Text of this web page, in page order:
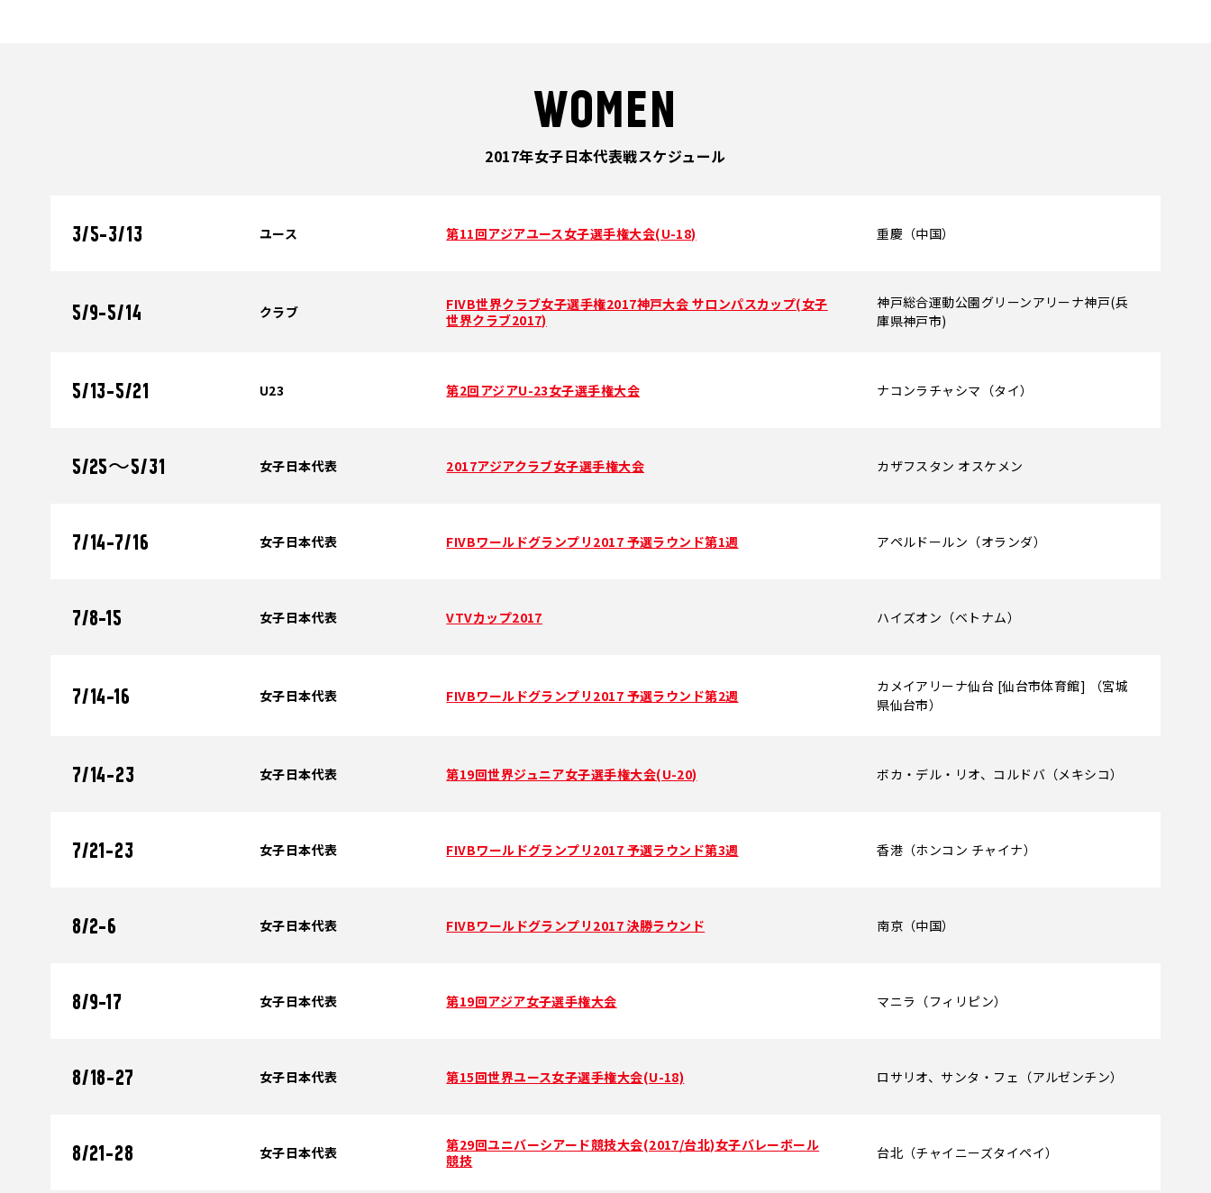
WOMEN
2017年女子日本代表戦スケジュール
3/5-3/13 ユース 第11回アジアユース女子選手権大会(U-18) 重慶（中国）
5/9-5/14 クラブ
FIVB世界クラブ女子選手権2017神戸大会 サロンパスカップ(女子
世界クラブ2017)
神戸総合運動公園グリーンアリーナ神戸(兵
庫県神戸市)
5/13-5/21 U23 第2回アジアU-23女子選手権大会 ナコンラチャシマ（タイ）
5/25～5/31 女子日本代表 2017アジアクラブ女子選手権大会 カザフスタン オスケメン
7/14-7/16 女子日本代表 FIVBワールドグランプリ2017 予選ラウンド第1週 アペルドールン（オランダ）
7/8-15 女子日本代表 VTVカップ2017 ハイズオン（ベトナム）
7/14-16 女子日本代表 FIVBワールドグランプリ2017 予選ラウンド第2週
カメイアリーナ仙台 [仙台市体育館] （宮城
県仙台市）
7/14-23 女子日本代表 第19回世界ジュニア女子選手権大会(U-20) ボカ・デル・リオ、コルドバ（メキシコ）
7/21-23 女子日本代表 FIVBワールドグランプリ2017 予選ラウンド第3週 香港（ホンコン チャイナ）
8/2-6 女子日本代表 FIVBワールドグランプリ2017 決勝ラウンド 南京（中国）
8/9-17 女子日本代表 第19回アジア女子選手権大会 マニラ（フィリピン）
8/18-27 女子日本代表 第15回世界ユース女子選手権大会(U-18) ロサリオ、サンタ・フェ（アルゼンチン）
8/21-28 女子日本代表
第29回ユニバーシアード競技大会(2017/台北)女子バレーボール
競技
台北（チャイニーズタイペイ）